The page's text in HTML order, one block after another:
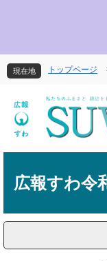
先
頭
を
飛
文
現在地 トップページ
広報すわ令